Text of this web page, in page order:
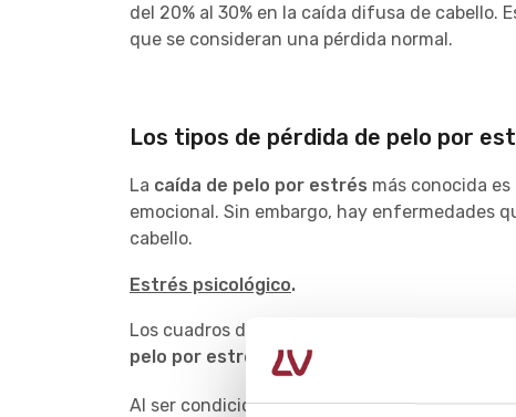
del 20% al 30% en la caída difusa de cabello.
que se consideran una pérdida normal.
Los tipos de pérdida de pelo por
La caída de pelo por estrés más conocida
emocional. Sin embargo, hay enfermedades
cabello.
Estrés psicológico.
Los cuadros de ansiedad, depresión o el
pelo por estrés
. También el trastorno
Al ser condiciones que muchas veces son